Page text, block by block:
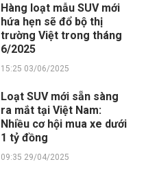
Hàng loạt mẫu SUV mới
hứa hẹn sẽ đổ bộ thị
trường Việt trong tháng
6/2025
15:25 03/06/2025
Loạt SUV mới sẵn sàng
ra mắt tại Việt Nam:
Nhiều cơ hội mua xe dưới
1 tỷ đồng
09:35 29/04/2025